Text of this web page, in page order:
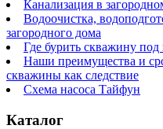
Канализация в
Водоочистка,
загородного дома
Где бурить скважину под
Наши преимущества и
скважины как следствие
Схема насоса Тайфун
Каталог